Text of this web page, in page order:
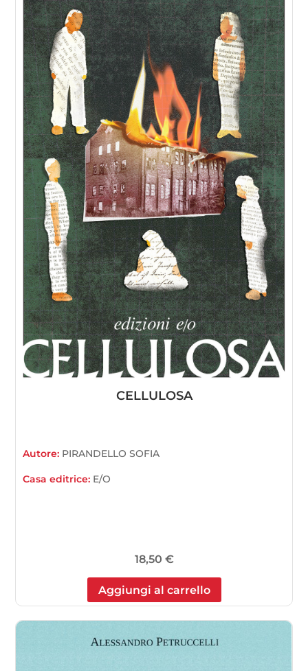
CELLULOSA
Autore: PIRANDELLO SOFIA
Casa editrice: E/O
18,50 €
Aggiungi al carrello